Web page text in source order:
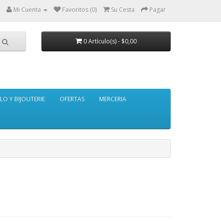
Mi Cuenta Favoritos (0) Su Cesta Pagar
0 Artículo(s) - $0,00
Y BIJOUTERIE OFERTAS MERCERIA